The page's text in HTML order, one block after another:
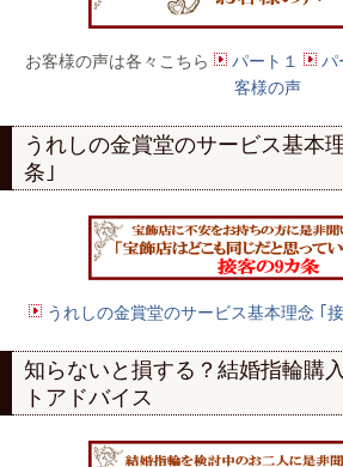
お客様の声は各々こちら パート１ パ
客様の声
うれしの金賞堂のサービス基本
条｣
うれしの金賞堂のサービス基本理念 ｢
知らないと損する？結婚指輪購
トアドバイス